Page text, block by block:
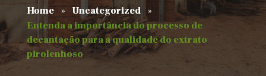
Home
Uncategorized
Entenda a importância do processo de
decantação para a qualidade do extrato
pirolenhoso